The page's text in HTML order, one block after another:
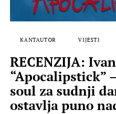
KANTAUTOR VIJESTI
RECENZIJA:
“Apocalipstick”
soul za sudnji
ostavlja puno